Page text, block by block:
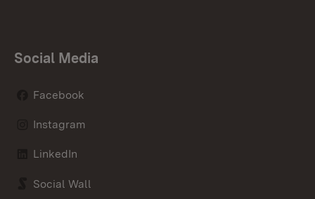
Social Media
Facebook
Instagram
LinkedIn
Social Wall